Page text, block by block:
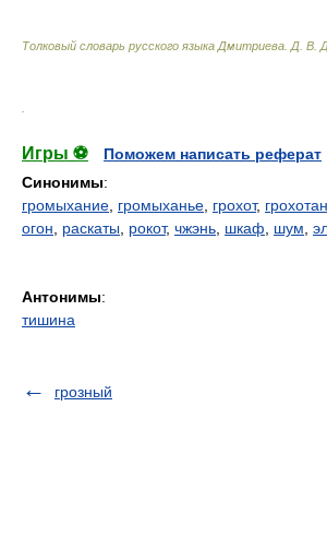
Толковый словарь русского языка Дмитриева Д. В.
Игры ⚽
Поможем написать реферат
Синонимы:
громыхание громыханье грохот,
огон
раскаты рокот, чжэнь шкаф шум
Антонимы:
тишина
грозный